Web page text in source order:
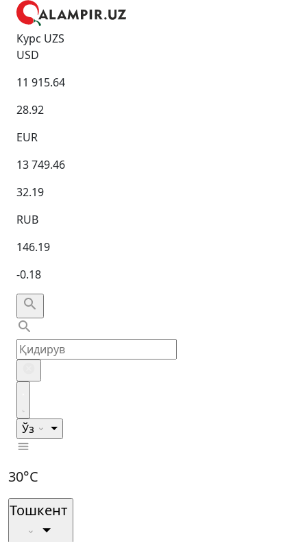
Курс UZS
USD
11 915.64
28.92
EUR
13 749.46
32.19
RUB
146.19
-0.18
Ўз
30°C
Тошкент